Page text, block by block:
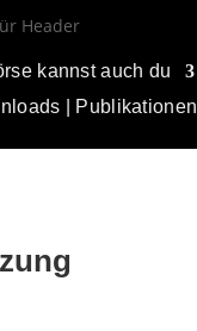
kannst auch du
| Publikationen